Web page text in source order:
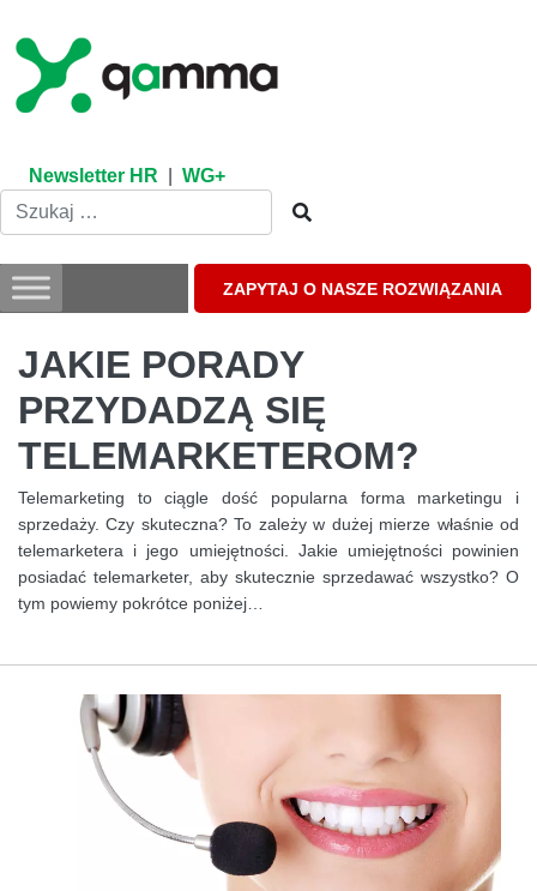
content
Newsletter HR WG+
ZAPYTAJ O NASZE ROZWIĄZANIA
JAKIE PORADY
PRZYDADZĄ SIĘ
TELEMARKETEROM?
Telemarketing to ciągle dość popularna forma marketingu i
sprzedaży. Czy skuteczna? To zależy w dużej mierze właśnie od
telemarketera i jego umiejętności. Jakie umiejętności powinien
posiadać telemarketer, aby skutecznie sprzedawać wszystko? O
tym powiemy pokrótce poniżej…